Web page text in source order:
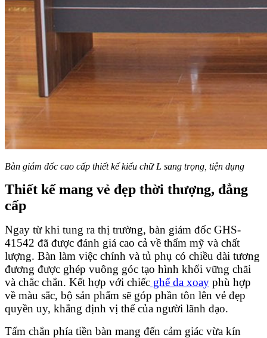
Bàn giám đốc cao cấp thiết kế kiểu chữ L sang trọng, tiện dụng
Thiết kế mang vẻ đẹp thời thượng, đẳng
cấp
Ngay từ khi tung ra thị trường, bàn giám đốc GHS-
41542 đã được đánh giá cao cả về thẩm mỹ và chất
lượng. Bàn làm việc chính và tủ phụ có chiều dài tương
đương được ghép vuông góc tạo hình khối vững chãi
và chắc chắn. Kết hợp với chiếc ghế da xoay phù hợp
về màu sắc, bộ sản phẩm sẽ góp phần tôn lên vẻ đẹp
quyền uy, khẳng định vị thế của người lãnh đạo.
Tấm chắn phía tiền bàn mang đến cảm giác vừa kín